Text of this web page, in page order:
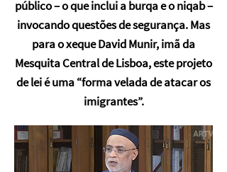
público – o que inclui a burqa e o niqab –
invocando questões de segurança. Mas
para o xeque David Munir, imã da
Mesquita Central de Lisboa, este projeto
de lei é uma “forma velada de atacar os
imigrantes”.